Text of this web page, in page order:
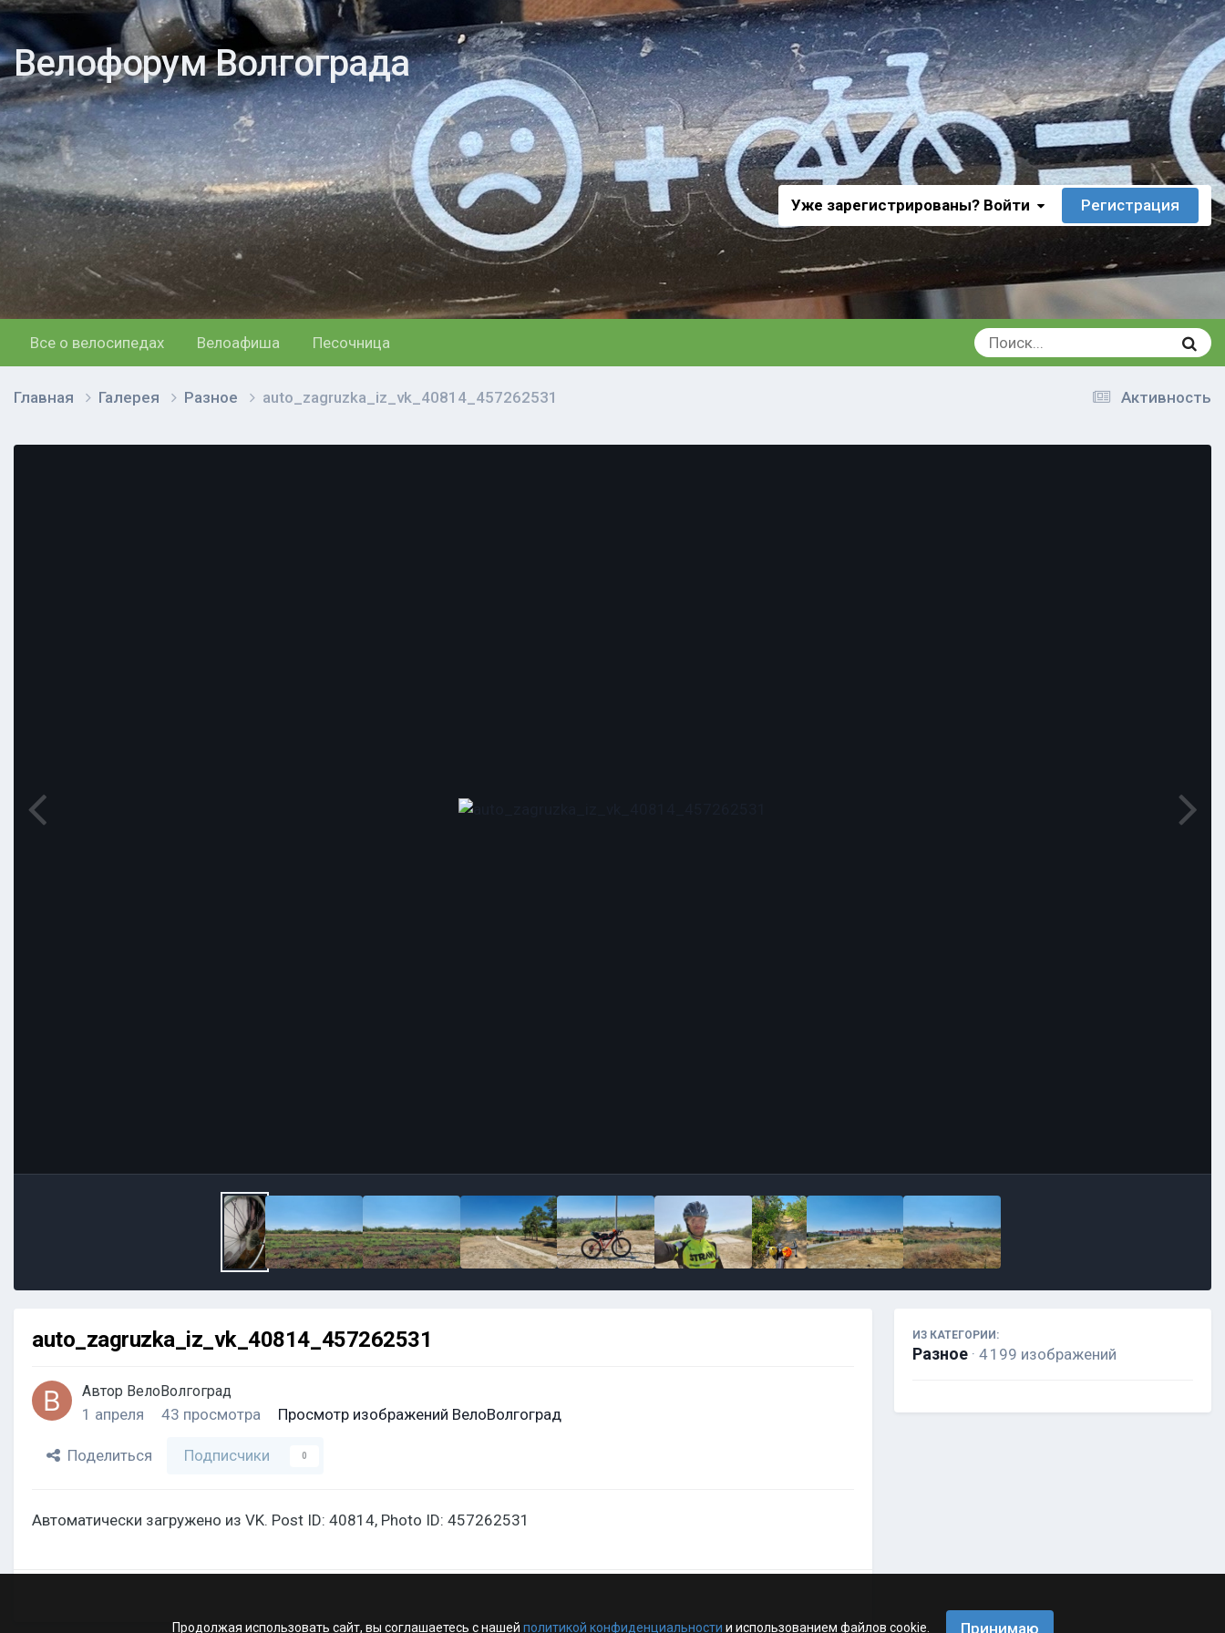
Велофорум Волгограда
Уже зарегистрированы? Войти Регистрация
Все о велосипедах Велоафиша Песочница
Активность
Главная Галерея Разное auto_zagruzka_iz_vk_40814_457262531
auto_zagruzka_iz_vk_40814_457262531
Автор ВелоВолгоград
1 апреля 43 просмотра Просмотр изображений ВелоВолгоград
Поделиться Подписчики 0
Автоматически загружено из VK. Post ID: 40814, Photo ID: 457262531
ИЗ КАТЕГОРИИ:
Разное · 4 199 изображений
Продолжая использовать сайт, вы соглашаетесь с нашей политикой конфиденциальности и использованием файлов cookie. Принимаю